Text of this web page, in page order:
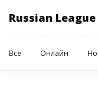
Russian League
Все Онлайн